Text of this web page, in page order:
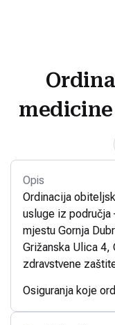
Opis
Ordinacija
usluge iz
mjestu Gornja
Grižanska Ulica 4,
zdravstvene
Osiguranja koje